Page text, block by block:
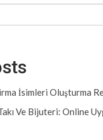
İsimleri Oluşturma
Ve Bijuteri: Online